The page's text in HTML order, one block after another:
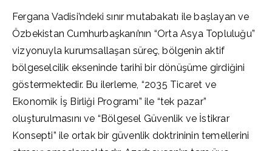
Fergana Vadisi’ndeki sınır mutabakatı ile başlayan ve
Özbekistan Cumhurbaşkanı’nın “Orta Asya Topluluğu”
vizyonuyla kurumsallaşan süreç, bölgenin aktif
bölgeselcilik ekseninde tarihî bir dönüşüme girdiğini
göstermektedir. Bu ilerleme, “2035 Ticaret ve
Ekonomik İş Birliği Programı” ile “tek pazar”
oluşturulmasını ve “Bölgesel Güvenlik ve İstikrar
Konsepti” ile ortak bir güvenlik doktrininin temellerini